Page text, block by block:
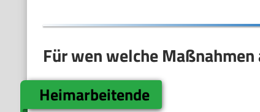
Für wen welche
Heimarbeitende